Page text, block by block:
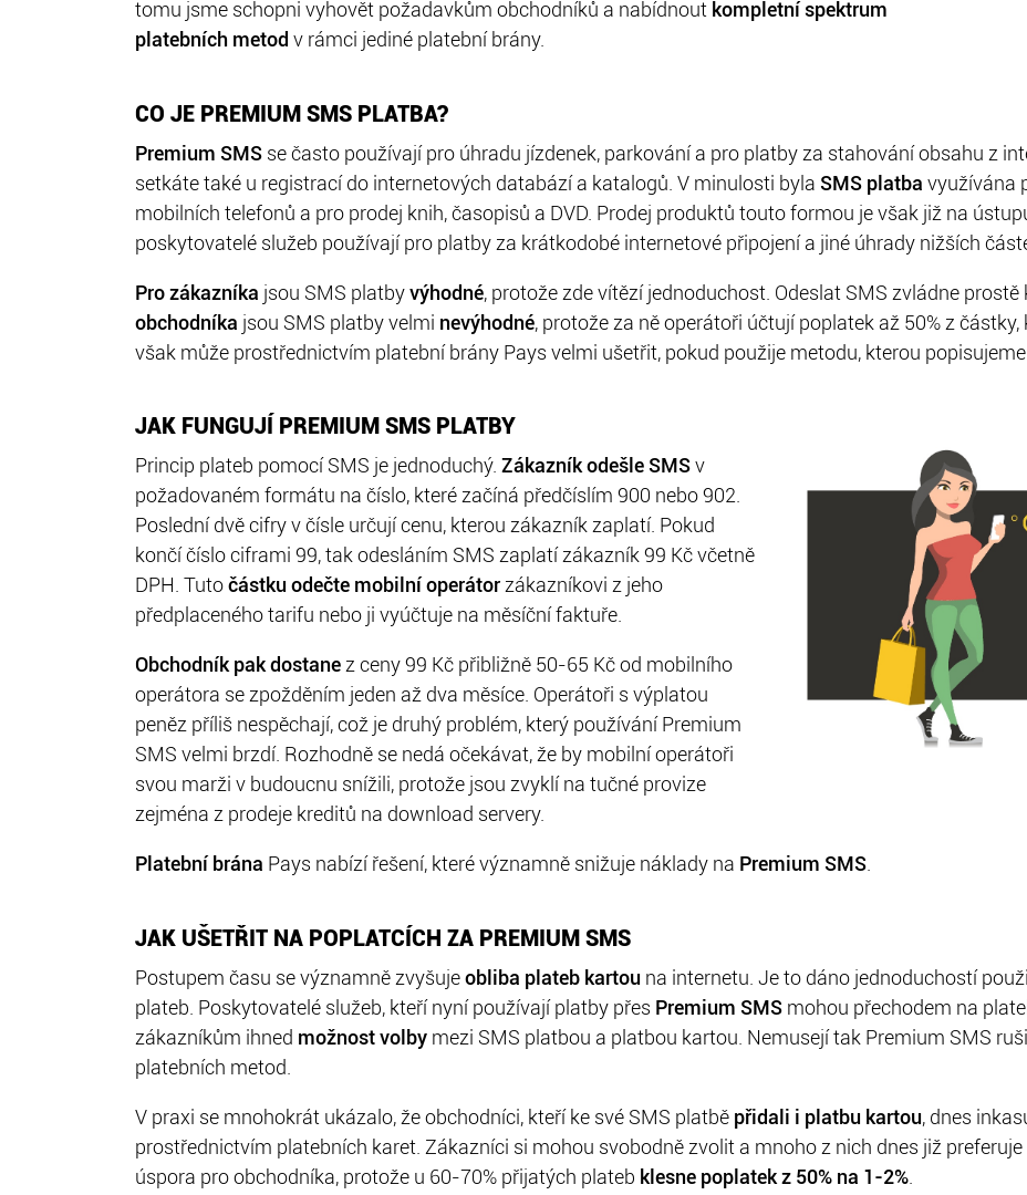
tomu jsme schopni vyhovět požadavkům obchodníků a nabídnout kompletní spektrum
platebních metod v rámci jediné platební brány.
CO JE PREMIUM SMS PLATBA?
Premium SMS se často používají pro úhradu jízdenek, parkování a pro platby za stahování obsahu z
setkáte také u registrací do internetových databází a katalogů. V minulosti byla SMS platba využívána
mobilních telefonů a pro prodej knih, časopisů a DVD. Prodej produktů touto formou je však již na
poskytovatelé služeb používají pro platby za krátkodobé internetové připojení a jiné úhrady nižších
Pro zákazníka jsou SMS platbyvýhodné, protože zde vítězí jednoduchost. Odeslat SMS zvládne
obchodníka jsou SMS platby velmi nevýhodné, protože za ně operátoři účtují poplatek až 50% z
však může prostřednictvím platební brány Pays velmi ušetřit, pokud použije metodu, kterou popisujeme
JAK FUNGUJÍ PREMIUM SMS PLATBY
Princip plateb pomocí SMS je jednoduchý. Zákazník odešle SMSv
požadovaném formátu na číslo, které začíná předčíslím 900 nebo 902.
Poslední dvě cifry v čísle určují cenu, kterou zákazník zaplatí. Pokud
končí číslo ciframi 99, tak odesláním SMS zaplatí zákazník 99 Kč včetně
DPH. Tutočástku odečte mobilní operátorzákazníkovi z jeho
předplaceného tarifu nebo ji vyúčtuje na měsíční faktuře.
Obchodník pak dostanez ceny 99 Kč přibližně 50-65 Kč od mobilního
operátora se zpožděním jeden až dva měsíce. Operátoři s výplatou
peněz příliš nespěchají, což je druhý problém, který používání Premium
SMS velmi brzdí. Rozhodně se nedá očekávat, že by mobilní operátoři
svou marži v budoucnu snížili, protože jsou zvyklí na tučné provize
zejména z prodeje kreditů na download servery.
Platební brána Pays nabízí řešení, které významně snižuje náklady na Premium SMS.
JAK UŠETŘIT NA POPLATCÍCH ZA PREMIUM SMS
Postupem času se významně zvyšujeobliba plateb kartou na internetu. Je to dáno jednoduchostí
plateb. Poskytovatelé služeb, kteří nyní používají platby přes Premium SMS mohou přechodem na
zákazníkům ihned možnost volby mezi SMS platbou a platbou kartou. Nemusejí tak Premium SMS
platebních metod.
V praxi se mnohokrát ukázalo, že obchodníci, kteří ke své SMS platbě přidali i platbu kartou, dnes
prostřednictvím platebních karet. Zákazníci si mohou svobodně zvolit a mnoho z nich dnes již
úspora pro obchodníka, protože u 60-70% přijatých plateb klesne poplatek z 50% na 1-2%.